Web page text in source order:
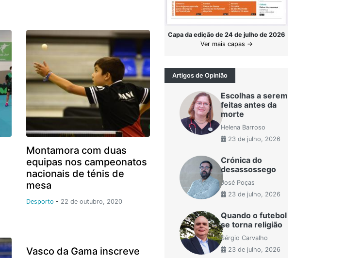
Montamora com duas
equipas nos campeonatos
nacionais de ténis de
mesa
Desporto - 22 de outubro, 2020
Vasco da Gama inscreve
Capa da edição de 24 de julho de 2026
Ver mais capas →
Artigos de Opinião
Escolhas a serem
feitas antes da
morte
Helena Barroso
23 de julho, 2026
Crónica do
desassossego
José Poças
23 de julho, 2026
Quando o futebol
se torna religião
Sérgio Carvalho
23 de julho, 2026